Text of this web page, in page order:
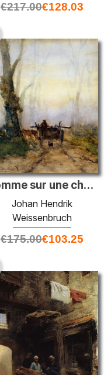
€217.00€128.03
Homme sur une charrette en bois
Johan Hendrik
Weissenbruch
€175.00€103.25